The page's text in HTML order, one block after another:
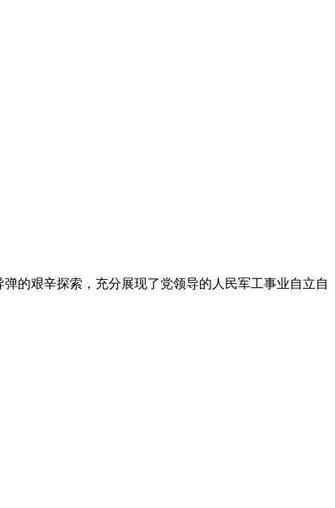
的艰辛探索，充分展现了党领导的人民军工事业自立自